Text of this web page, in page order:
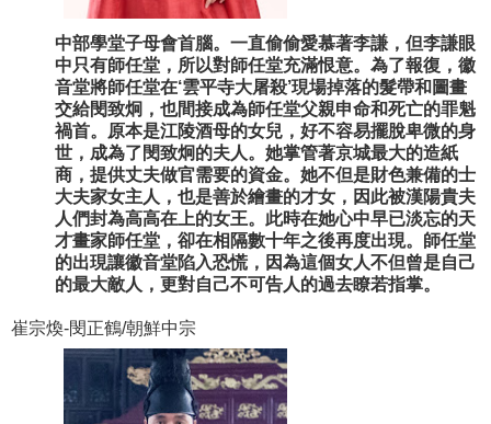
中部學堂子母會首腦。一直偷偷愛慕著李謙，但李謙眼
中只有師任堂，所以對師任堂充滿恨意。為了報復，徽
音堂將師任堂在‘雲平寺大屠殺’現場掉落的髮帶和圖畫
交給閔致炯，也間接成為師任堂父親申命和死亡的罪魁
禍首。原本是江陵酒母的女兒，好不容易擺脫卑微的身
世，成為了閔致炯的夫人。她掌管著京城最大的造紙
商，提供丈夫做官需要的資金。她不但是財色兼備的士
大夫家女主人，也是善於繪畫的才女，因此被漢陽貴夫
人們封為高高在上的女王。此時在她心中早已淡忘的天
才畫家師任堂，卻在相隔數十年之後再度出現。師任堂
的出現讓徽音堂陷入恐慌，因為這個女人不但曾是自己
的最大敵人，更對自己不可告人的過去瞭若指掌。
崔宗煥-閔正鶴/朝鮮中宗